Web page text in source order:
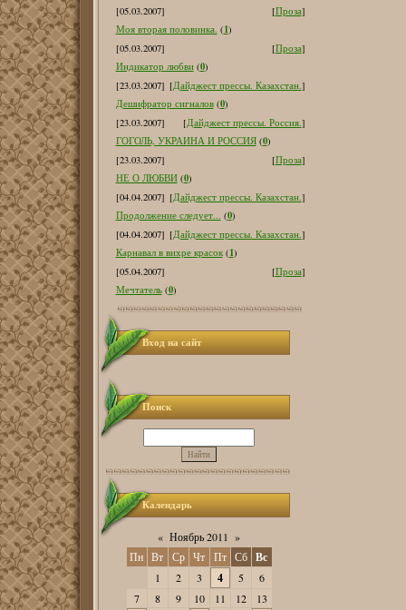
[05.03.2007]
[Проза]
Моя вторая половинка. (1)
[05.03.2007]
[Проза]
Индикатор любви (0)
[23.03.2007] [Дайджест прессы. Казахстан.]
Дешифратор сигналов (0)
[23.03.2007]
[Дайджест прессы. Россия.]
ГОГОЛЬ, УКРАИНА И РОССИЯ (0)
[23.03.2007]
[Проза]
НЕ О ЛЮБВИ (0)
[04.04.2007] [Дайджест прессы. Казахстан.]
Продолжение следует... (0)
[04.04.2007] [Дайджест прессы. Казахстан.]
Карнавал в вихре красок (1)
[05.04.2007]
[Проза]
Мечтатель (0)
Вход на сайт
Поиск
Календарь
« Ноябрь 2011 »
Пн Вт Ср Чт Пт Сб Вс
1 2 3 4 5
6
7
8 9 10 11 12 13